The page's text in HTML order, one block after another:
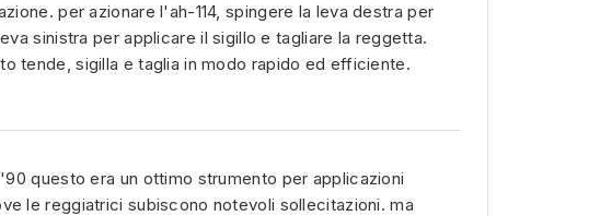
per azionare l'ah-114, spingere la leva destra per
sinistra per applicare il sigillo e tagliare la reggetta.
tende, sigilla e taglia in modo rapido ed efficiente.
questo era un ottimo strumento per applicazioni
le reggiatrici subiscono notevoli sollecitazioni. ma